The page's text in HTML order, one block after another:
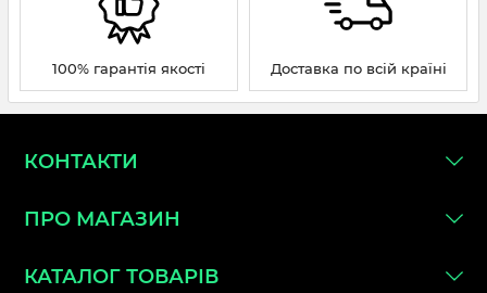
100% гарантія якості Доставка по всій країні
КОНТАКТИ
ПРО МАГАЗИН
КАТАЛОГ ТОВАРІВ